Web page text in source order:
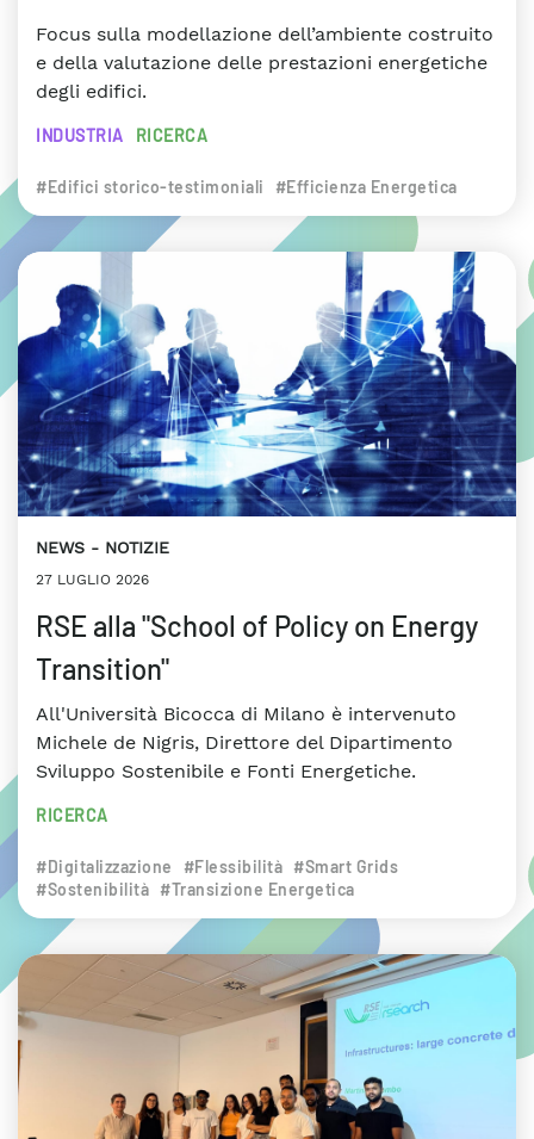
Focus sulla modellazione dell’ambiente costruito
e della valutazione delle prestazioni energetiche
degli edifici.
INDUSTRIA RICERCA
#Edifici storico-testimoniali #Efficienza Energetica
NEWS NOTIZIE
27 LUGLIO 2026
RSE alla "School of Policy on Energy
Transition"
All'Università Bicocca di Milano è intervenuto
Michele de Nigris, Direttore del Dipartimento
Sviluppo Sostenibile e Fonti Energetiche.
RICERCA
#Digitalizzazione #Flessibilità #Smart Grids
#Sostenibilità #Transizione Energetica